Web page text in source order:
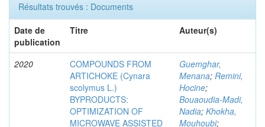
Résultats trouvés : Documents
Date de
publication
Titre Auteur(s)
2020
COMPOUNDS FROM
ARTICHOKE (Cynara
scolymus L.)
BYPRODUCTS:
OPTIMIZATION OF
MICROWAVE ASSISTED
Guemghar,
Menana; Remini,
Hocine;
Bouaoudia-Madi,
Nadia; Khokha,
Mouhoubi;